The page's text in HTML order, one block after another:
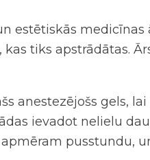
estētiskās medicīnas
tiks apstrādātas.
anestezējošs gels,
ievadot nelielu
pusstundu,